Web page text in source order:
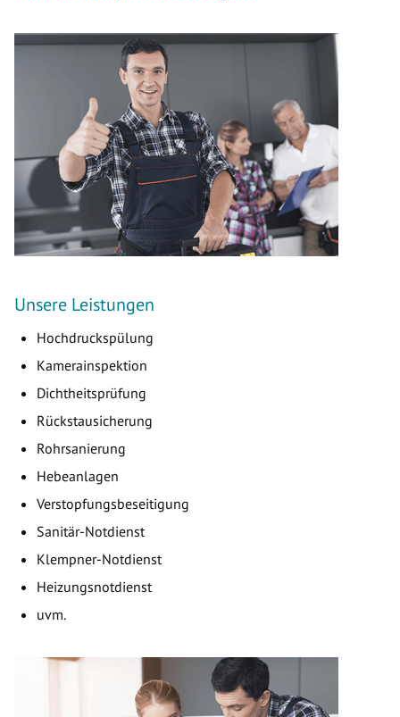
Unsere Leistungen
Hochdruckspülung
Kamerainspektion
Dichtheitsprüfung
Rückstausicherung
Rohrsanierung
Hebeanlagen
Verstopfungsbeseitigung
Sanitär-Notdienst
Klempner-Notdienst
Heizungsnotdienst
uvm.